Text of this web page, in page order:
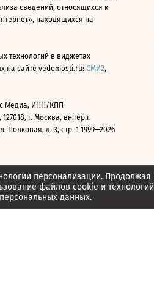
персонализации. Продолжая
файлов cookie и
данных.
сведений, относящихся к
находящихся на
технологий в виджетах
на сайте vedomosti.ru: СМИ2,
Медиа, ИНН/КПП
127018, г. Москва, вн.тер.г.
д. 3, стр. 1 1999—2026